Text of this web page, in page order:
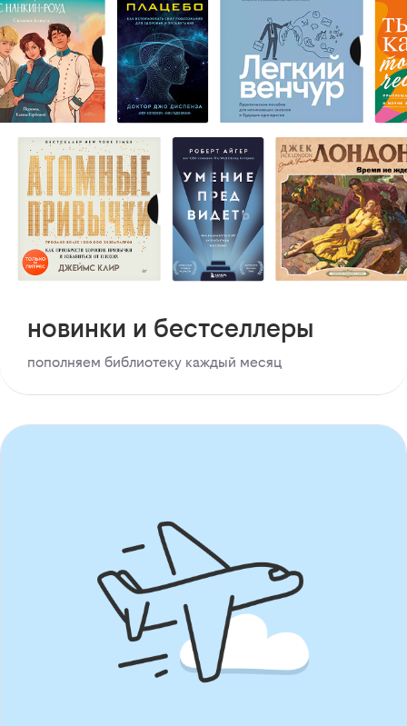
новинки и бестселлеры
пополняем библиотеку каждый месяц